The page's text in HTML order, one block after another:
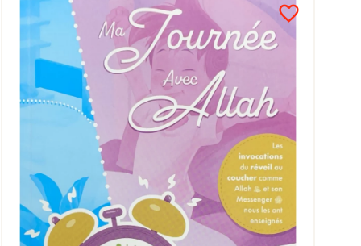
favorite_border